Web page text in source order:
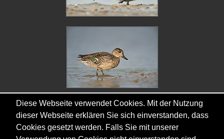
Diese Webseite verwendet Cookies. Mit der Nutzung
dieser Webseite erklären Sie sich einverstanden, dass
Cookies gesetzt werden. Falls Sie mit unserer